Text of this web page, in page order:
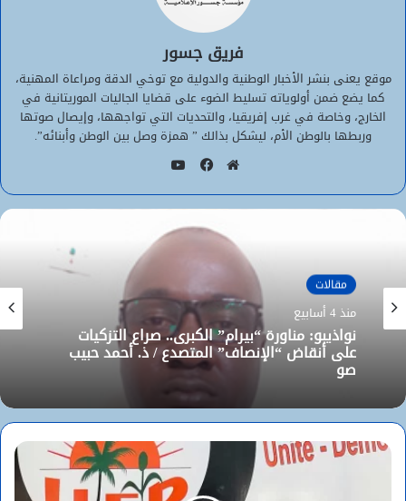
فريق جسور
موقع يعنى بنشر الأخبار الوطنية والدولية مع توخي الدقة ومراعاة المهنية،
كما يضع ضمن أولوياته تسليط الضوء على قضايا الجاليات الموريتانية في
الخارج، وخاصة في غرب إفريقيا، والتحديات التي تواجهها، وإيصال صوتها
وربطها بالوطن الأم، ليشكل بذالك ” همزة وصل بين الوطن وأبنائه”.
الويب
مقالات
منذ 4 أسابيع
نواذيبو: مناورة “بيرام” الكبرى.. صراع التزكيات
على أنقاض “الإنصاف” المتصدع / ذ. أحمد حبيب
الأخبار
يونيو 22, 2026
“النهضة الزراعية”: هل تتحول الموارد إلى قيمة
اقتصادية؟ / د. مولاي ولد أب ولد أكيك